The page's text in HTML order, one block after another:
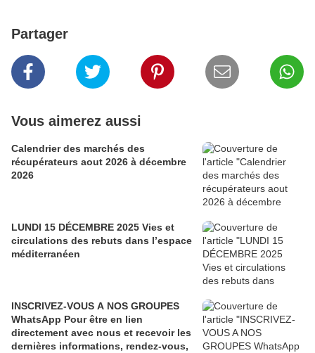
Partager
Vous aimerez aussi
Calendrier des marchés des
récupérateurs aout 2026 à décembre
2026
LUNDI 15 DÉCEMBRE 2025 Vies et
circulations des rebuts dans l’espace
méditerranéen
INSCRIVEZ-VOUS A NOS GROUPES
WhatsApp Pour être en lien
directement avec nous et recevoir les
dernières informations, rendez-vous,